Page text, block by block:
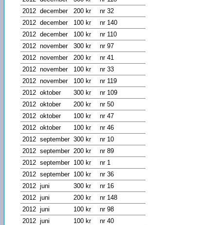
2012 december 200 kr
nr 32
2012 december 100 kr
nr 140
2012 december 100 kr
nr 110
2012 november 300 kr
nr 97
2012 november 200 kr
nr 41
2012 november 100 kr
nr 33
2012 november 100 kr
nr 119
2012 oktober 300 kr
nr 109
2012 oktober 200 kr
nr 50
2012 oktober 100 kr
nr 47
2012 oktober 100 kr
nr 46
2012 september 300 kr
nr 10
2012 september 200 kr
nr 89
2012 september 100 kr
nr 1
2012 september 100 kr
nr 36
2012 juni 300 kr
nr 16
2012 juni 200 kr
nr 148
2012 juni 100 kr
nr 98
2012 juni 100 kr
nr 40